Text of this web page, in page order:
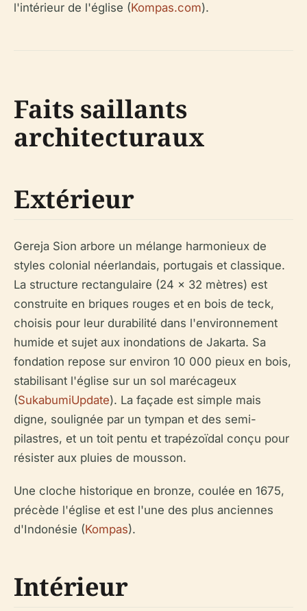
l'intérieur de l'église (Kompas.com).
Faits saillants
architecturaux
Extérieur
Gereja Sion arbore un mélange harmonieux de
styles colonial néerlandais, portugais et classique.
La structure rectangulaire (24 x 32 mètres) est
construite en briques rouges et en bois de teck,
choisis pour leur durabilité dans l'environnement
humide et sujet aux inondations de Jakarta. Sa
fondation repose sur environ 10 000 pieux en bois,
stabilisant l'église sur un sol marécageux
(SukabumiUpdate). La façade est simple mais
digne, soulignée par un tympan et des semi-
pilastres, et un toit pentu et trapézoïdal conçu pour
résister aux pluies de mousson.
Une cloche historique en bronze, coulée en 1675,
précède l'église et est l'une des plus anciennes
d'Indonésie (Kompas).
Intérieur